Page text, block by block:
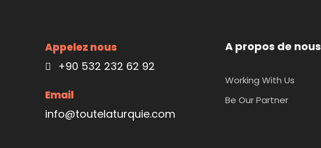
Appelez nous
+90 532 232 62 92
Email
info@toutelaturquie.com
A propos de nous
Working With Us
Be Our Partner